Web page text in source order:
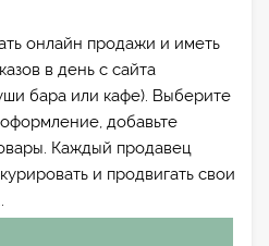
онлайн продажи и иметь
в день с сайта
бара или кафе). Выберите
добавьте
Каждый продавец
и продвигать свои